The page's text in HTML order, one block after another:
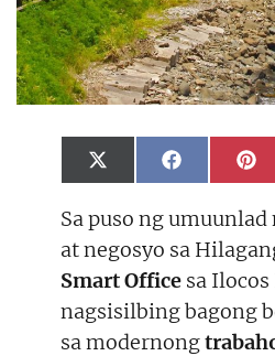
Share
on
X
(
w
t
t
e
r
Share
on
F
a
e
o
o
k
on
P
i
t
r
e
s
t
Sa puso ng
at negosyo sa
Smart Office sa
nagsisilbing bagong
sa modernong